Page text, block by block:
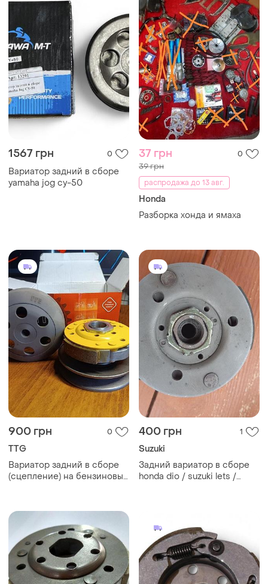
1567 грн 0
Вариатор задний в сборе
yamaha jog cy-50
37 грн 0
39 грн
распродажа до 13 авг.
Honda
Разборка хонда и ямаха
900 грн 0
TTG
Вариатор задний в сборе
(сцепление) на бензиновый
400 грн 1
Suzuki
Задний вариатор в сборе
honda dio / suzuki lets /